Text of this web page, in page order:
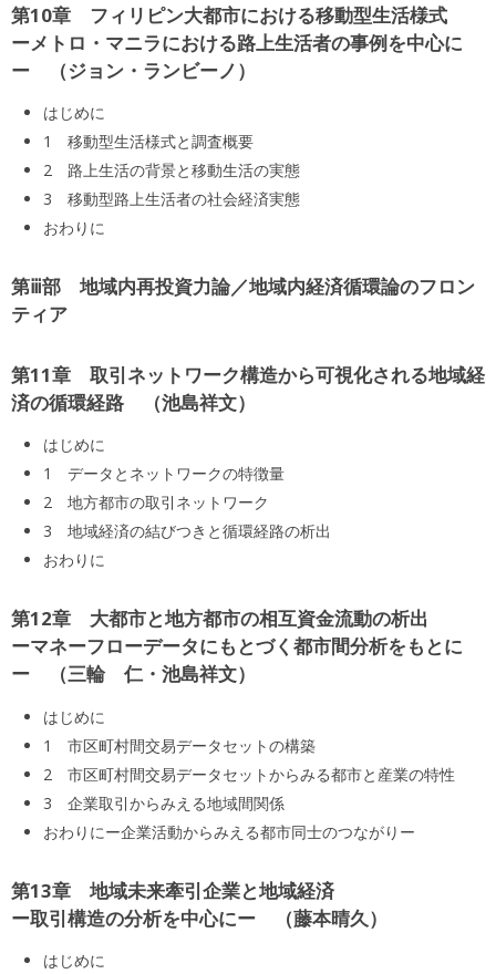
第10章 フィリピン大都市における移動型生活様式
ーメトロ・マニラにおける路上生活者の事例を中心に
ー
ジョン・ランビーノ
はじめに
1 移動型生活様式と調査概要
2 路上生活の背景と移動生活の実態
3 移動型路上生活者の社会経済実態
おわりに
第ⅲ部 地域内再投資力論／地域内経済循環論のフロン
ティア
第11章 取引ネットワーク構造から可視化される地域経
済の循環経路
池島祥文
はじめに
1 データとネットワークの特徴量
2 地方都市の取引ネットワーク
3 地域経済の結びつきと循環経路の析出
おわりに
第12章 大都市と地方都市の相互資金流動の析出
ーマネーフローデータにもとづく都市間分析をもとに
ー
三輪 仁・池島祥文
はじめに
1 市区町村間交易データセットの構築
2 市区町村間交易データセットからみる都市と産業の特性
3 企業取引からみえる地域間関係
おわりにー企業活動からみえる都市同士のつながりー
第13章 地域未来牽引企業と地域経済
ー取引構造の分析を中心にー
藤本晴久
はじめに